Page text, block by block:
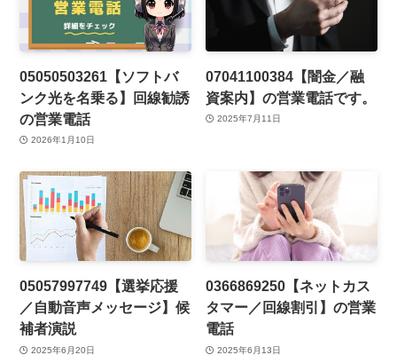
05050503261【ソフトバ
ンク光を名乗る】回線勧誘
の営業電話
2026年1月10日
07041100384【闇金／融
資案内】の営業電話です。
2025年7月11日
05057997749【選挙応援
／自動音声メッセージ】候
補者演説
2025年6月20日
0366869250【ネットカス
タマー／回線割引】の営業
電話
2025年6月13日